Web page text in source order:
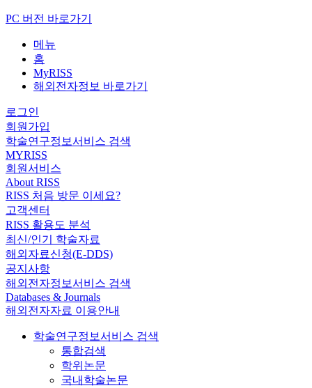
PC 버전 바로가기
메뉴
홈
MyRISS
해외전자정보 바로가기
로그인
회원가입
학술연구정보서비스 검색
MYRISS
회원서비스
About RISS
RISS 처음 방문 이세요?
고객센터
RISS 활용도 분석
최신/인기 학술자료
해외자료신청(E-DDS)
공지사항
해외전자정보서비스 검색
Databases & Journals
해외전자자료 이용안내
학술연구정보서비스 검색
통합검색
학위논문
국내학술논문